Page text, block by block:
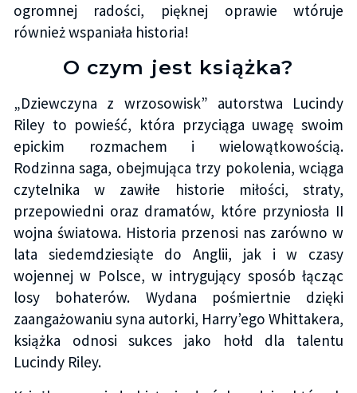
ogromnej radości, pięknej oprawie wtóruje
również wspaniała historia!
O czym jest książka?
„Dziewczyna z wrzosowisk” autorstwa Lucindy
Riley to powieść, która przyciąga uwagę swoim
epickim rozmachem i wielowątkowością.
Rodzinna saga, obejmująca trzy pokolenia, wciąga
czytelnika w zawiłe historie miłości, straty,
przepowiedni oraz dramatów, które przyniosła II
wojna światowa. Historia przenosi nas zarówno w
lata siedemdziesiąte do Anglii, jak i w czasy
wojennej w Polsce, w intrygujący sposób łącząc
losy bohaterów. Wydana pośmiertnie dzięki
zaangażowaniu syna autorki, Harry’ego Whittakera,
książka odnosi sukces jako hołd dla talentu
Lucindy Riley.